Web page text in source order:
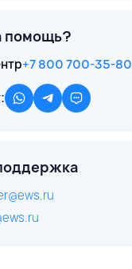
помощь?
+7 800 700-35-80